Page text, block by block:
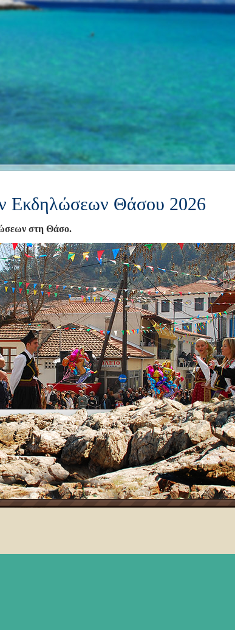
Εκδηλώσεων Θάσου 2026
στη Θάσο.
εκθέσεις τέχνης, μουσικές παραστάσεις και πολλά άλλα!
Δείτε τα γεγονότα στη Θάσο!